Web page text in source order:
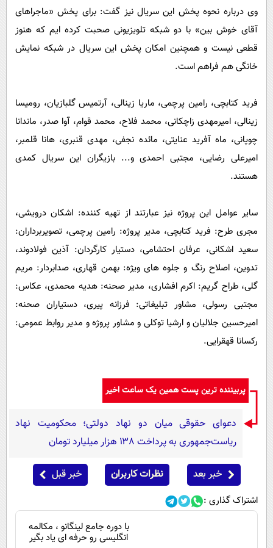
وی درباره نحوه پخش این سریال نیز گفت: برای پخش «ماجراهای
آقای خوش بین» با دو شبکه تلویزیونی صحبت کرده ایم که هنوز
قطعی نیست و همچنین امکان پخش این سریال در شبکه نمایش
خانگی هم فراهم است.
فرید کتابچی، رامین پرچمی، ماریا زینالی، آرتمیس گلبازیان، رومیسا
زینالی، امیرمهدی زاچکانی، محمد فلاح، محمد قوام، آوا صدر، ماندانا
چوپانی، ماه آفرید عنایتی، مائده نجفی، مهدی قنبری، هانا قلمبر،
امیرعلی رضایی، مجتبی احمدی و... بازیگران این سریال کمدی
هستند.
سایر عوامل این پروژه نیز عبارتند از تهیه کننده: اشکان درویشی،
مجری طرح: فرید کتابچی، مدیر پروژه: رامین پرچمی، تصویربرداران:
سعید اشکانی، عرفان احتشامی، دستیار کارگردان: آذین فولادوند،
تدوین، اصلاح رنگ و جلوه های ویژه: بهمن قهاری، صدابردار: مریم
گلی، طراح گریم: اکرم افشاری، مدیر صحنه: هدیه محمدی، عکاس:
مجتبی رسولی، مشاور تبلیغاتی: فرزانه پیری، دستیاران صحنه:
امیرحسین جلالیان و ارشیا توکلی و مشاور پروژه و مدیر روابط عمومی:
رکسانا قهقرایی.
پربیننده ترین پست همین یک ساعت اخیر
دعوای حقوقی میان دو نهاد دولتی؛ محکومیت نهاد
ریاست‌جمهوری به پرداخت ۱۳۸ هزار میلیارد تومان
خبر بعد نظرات کاربران خبر قبل
اشتراک گذاری :
با دوره جامع لینگانو ، مکالمه
انگلیسی رو حرفه ای یاد بگیر